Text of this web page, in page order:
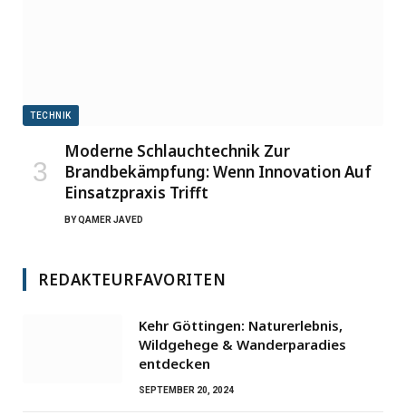
TECHNIK
Moderne Schlauchtechnik Zur
Brandbekämpfung: Wenn Innovation Auf
Einsatzpraxis Trifft
BYQAMER JAVED
REDAKTEURFAVORITEN
Kehr Göttingen: Naturerlebnis,
Wildgehege & Wanderparadies
entdecken
SEPTEMBER 20, 2024